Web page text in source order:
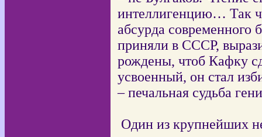
интеллигенцию… Так
абсурда
приняли в СССР,
рождены, чтоб Кафку
усвоенный, он стал
– печальная судьба
Один из крупнейших